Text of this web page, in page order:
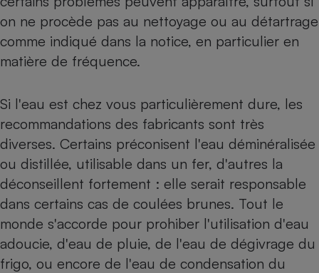
on ne procède pas au nettoyage ou au détartrage
comme indiqué dans la notice, en particulier en
matière de fréquence.
Si l'eau est chez vous particulièrement dure, les
recommandations des fabricants sont très
diverses. Certains préconisent l'eau déminéralisée
ou distillée, utilisable dans un fer, d'autres la
déconseillent fortement : elle serait responsable
dans certains cas de coulées brunes. Tout le
monde s'accorde pour prohiber l'utilisation d'eau
adoucie, d'eau de pluie, de l'eau de dégivrage du
frigo, ou encore de l'eau de condensation du